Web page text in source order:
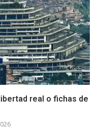
real o fichas de